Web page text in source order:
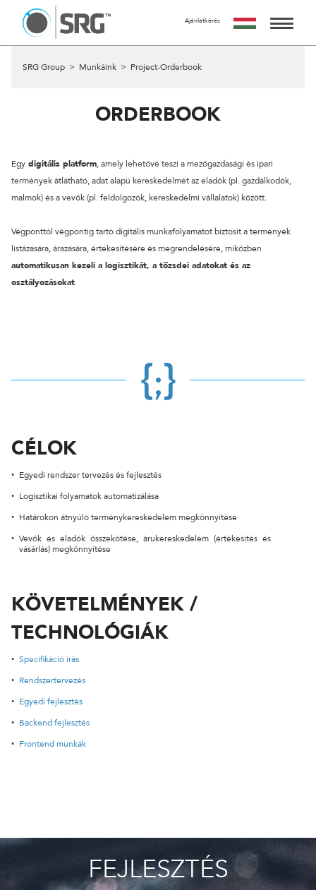
KÉRJ TŐLÜNK AJÁNLATOT
KÖTELEZETTSÉGGEL.
EGY IDŐPONTOT EGYEZTETÜNK VELED EGY SZEMÉLYES
A MEETING UTÁN TUDJUK ELKÉSZÍTENI AJÁNLATUNKAT
AMIT A MEGBESZÉLÉST KÖVETŐ 5 MUNKANAPON BELÜL
ELKÉSZÍTÜNK ÉS MEGKÜLDÜNK.
NÉV
EMAIL
ÜZENET
KÜLDÉS
SZOLGÁLTATÁSAINK
A CSAPAT
KAPCSOLAT
Ajánlatkérés
SRG Group > Munkáink > Project-Orderbook
ORDERBOOK
Egy digitális platform, amely lehetővé teszi a mezőgazdasági és ipari
termények átlátható, adat alapú kereskedelmét az eladók (pl. gazdálkodók,
malmok) és a vevők (pl. feldolgozók, kereskedelmi vállalatok) között.
Végponttól végpontig tartó digitális munkafolyamatot biztosít a termények
listázására, árazására, értékesítésére és megrendelésére, miközben
automatikusan kezeli a logisztikát, a tőzsdei adatokat és az
osztályozásokat.
{;}
CÉLOK
Egyedi rendszer tervezés és fejlesztés
Logisztikai folyamatok automatizálása
Határokon átnyúló terménykereskedelem megkönnyítése
Vevők és eladók összekötése, árukereskedelem (értékesítés és
vásárlás) megkönnyítése
KÖVETELMÉNYEK /
TECHNOLÓGIÁK
Specifikáció írás
Rendszertervezés
Egyedi fejlesztés
Backend fejlesztés
Frontend munkák
FEJLESZTÉS